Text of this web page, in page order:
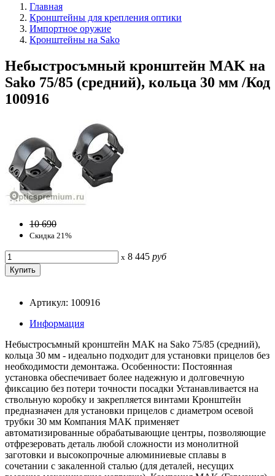
Главная
Кронштейны для крепления оптики
Импортное оружие
Кронштейны на Sako
Небыстросъмный кронштейн MAK на
Sako 75/85 (средний), кольца 30 мм /Код
100916
10 690
Скидка 21%
x 8 445 руб
Артикул: 100916
Информация
Небыстросъмный кронштейн MAK на Sako 75/85 (средний),
кольца 30 мм - идеально подходит для установки прицелов без
необходимости демонтажа. Особенности: Постоянная
установка обеспечивает более надежную и долговечную
фиксацию без потери точности посадки Устанавливается на
ствольную коробку и закрепляется винтами Кронштейн
предназначен для установки прицелов с диаметром осевой
трубки 30 мм Компания MAK применяет
автоматизированные обрабатывающие центры, позволяющие
отфрезеровать деталь любой сложности из монолитной
заготовки и высокопрочные алюминиевые сплавы в
сочетании с закаленной сталью (для деталей, несущих